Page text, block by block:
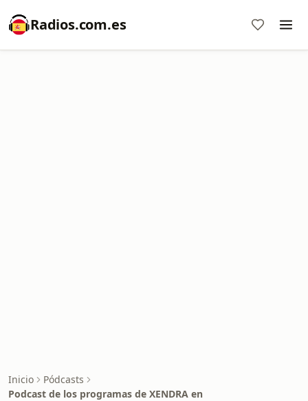
Radios.com.es
Inicio
Pódcasts
Podcast de los programas de XENDRA en